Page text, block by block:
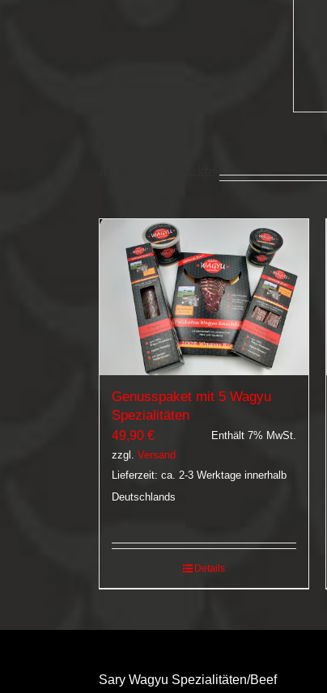
Genusspaket mit 5 Wagyu
Spezialitäten
49,90 €
Enthält 7% MwSt.
zzgl. Versand
Lieferzeit: ca. 2-3 Werktage innerhalb
Deutschlands
Details
Sary Wagyu Spezialitäten/Beef